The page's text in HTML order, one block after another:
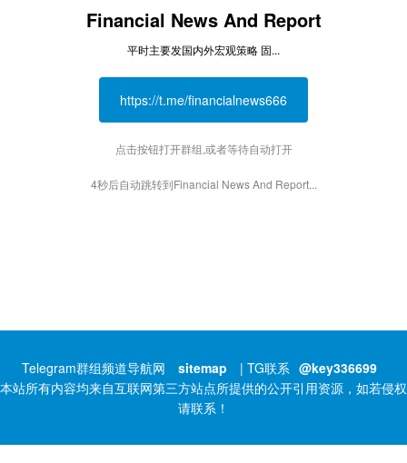
Financial News And Report
平时主要发国内外宏观策略 固...
https://t.me/financialnews666
点击按钮打开群组,或者等待自动打开
4秒后自动跳转到Financial News And Report...
Telegram群组频道导航网 sitemap | TG联系 @key336699
本站所有内容均来自互联网第三方站点所提供的公开引用资源，如若侵权
请联系！